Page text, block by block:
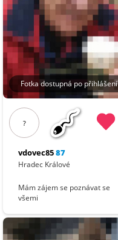
Fotka dostupná po přihlášení
?
vdovec8587
Hradec Králové
Mám zájem se poznávat se
všemi